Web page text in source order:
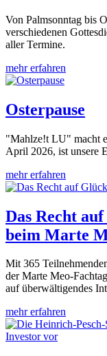
Von Palmsonntag bis
verschiedenen
aller Termine.
mehr erfahren
Osterpause
"Mahlze!t LU" macht
April 2026, ist unsere
mehr erfahren
Das Recht
beim Marte
Mit 365
der Marte Meo-
auf überwältigendes
mehr erfahren